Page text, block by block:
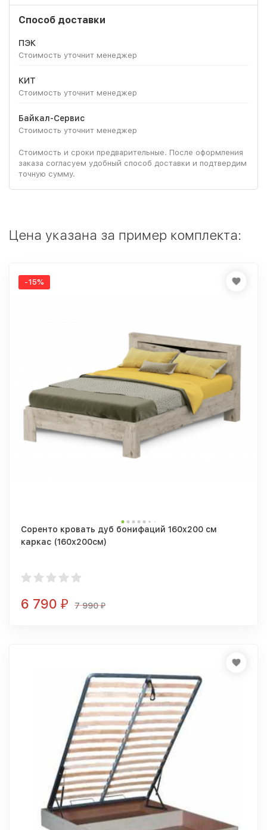
Способ доставки
ПЭК
Стоимость уточнит менеджер
КИТ
Стоимость уточнит менеджер
Байкал-Сервис
Стоимость уточнит менеджер
Стоимость и сроки предварительные. После оформления
заказа согласуем удобный способ доставки и подтвердим
точную сумму.
Цена указана за пример комплекта:
-15%
Соренто кровать дуб бонифаций 160x200 см
каркас (160х200см)
6 790 ₽ 7 990₽